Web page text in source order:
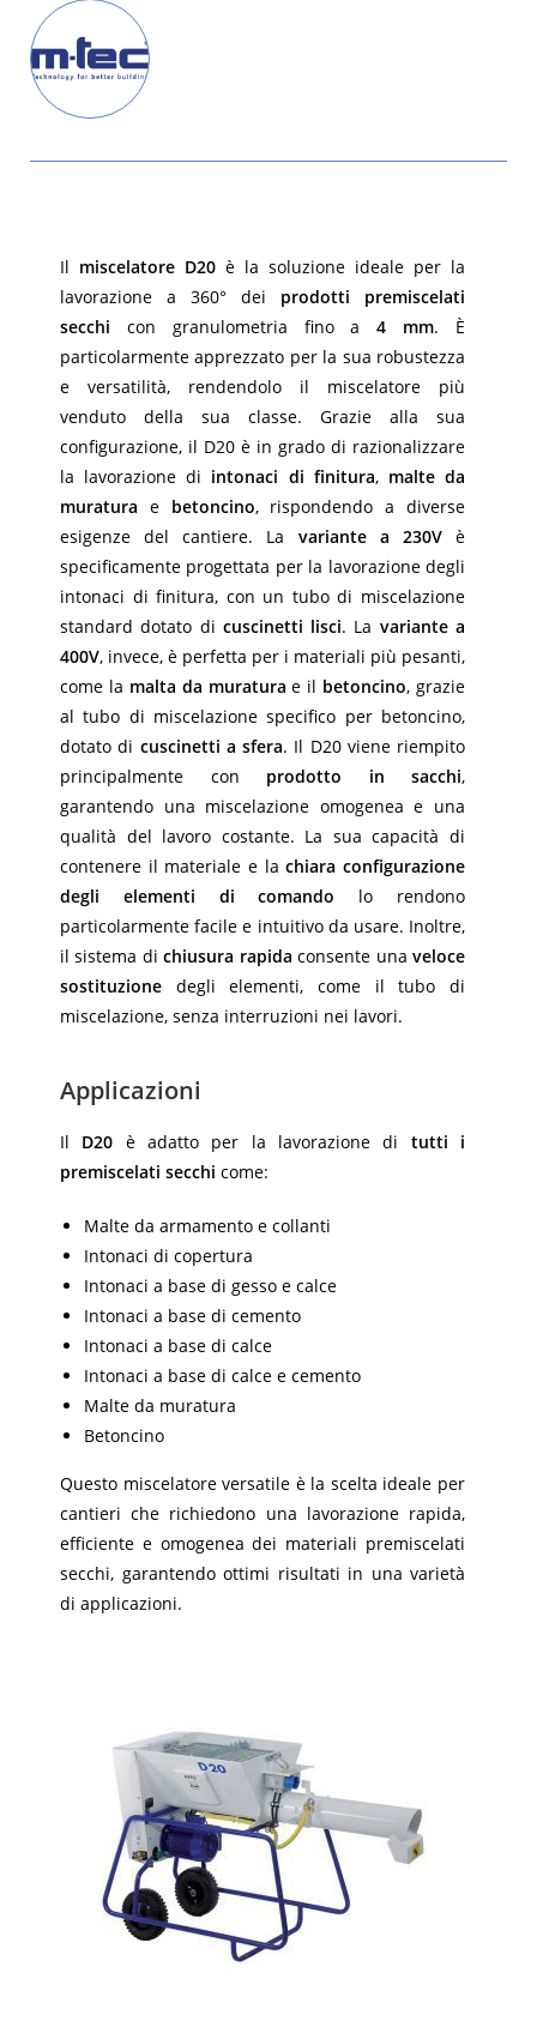
Il miscelatore D20 è la soluzione ideale per la
lavorazione a 360° dei prodotti premiscelati
secchi con granulometria fino a4 mm. È
particolarmente apprezzato per la sua robustezza
e versatilità, rendendolo il miscelatore più
venduto della sua classe. Grazie alla sua
configurazione, il D20 è in grado di razionalizzare
la lavorazione di intonaci di finitura, malte da
muratura e betoncino, rispondendo a diverse
esigenze del cantiere. La variante a 230Vè
specificamente progettata per la lavorazione degli
intonaci di finitura, con un tubo di miscelazione
standard dotato di cuscinetti lisci. La variante a
400V, invece, è perfetta per i materiali più pesanti,
come la malta da muratura e il betoncino, grazie
al tubo di miscelazione specifico per betoncino,
dotato di cuscinetti a sfera. Il D20 viene riempito
principalmente con prodotto in sacchi,
garantendo una miscelazione omogenea e una
qualità del lavoro costante. La sua capacità di
contenere il materiale e lachiara configurazione
degli elementi di comando lo rendono
particolarmente facile e intuitivo da usare. Inoltre,
il sistema dichiusura rapida consente unaveloce
sostituzione degli elementi, come il tubo di
miscelazione, senza interruzioni nei lavori.
Applicazioni
Il D20 è adatto per la lavorazione di tutti i
premiscelati secchi come:
Malte da armamento e collanti
Intonaci di copertura
Intonaci a base di gesso e calce
Intonaci a base di cemento
Intonaci a base di calce
Intonaci a base di calce e cemento
Malte da muratura
Betoncino
Questo miscelatore versatile è la scelta ideale per
cantieri che richiedono una lavorazione rapida,
efficiente e omogenea dei materiali premiscelati
secchi, garantendo ottimi risultati in una varietà
di applicazioni.